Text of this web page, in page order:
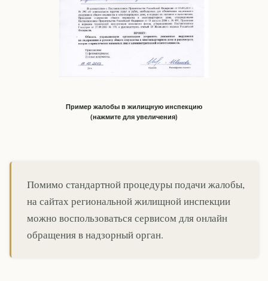
Пример жалобы в жилищную инспекцию
(нажмите для увеличения)
Помимо стандартной процедуры подачи жалобы,
на сайтах региональной жилищной инспекции
можно воспользоваться сервисом для онлайн
обращения в надзорный орган.